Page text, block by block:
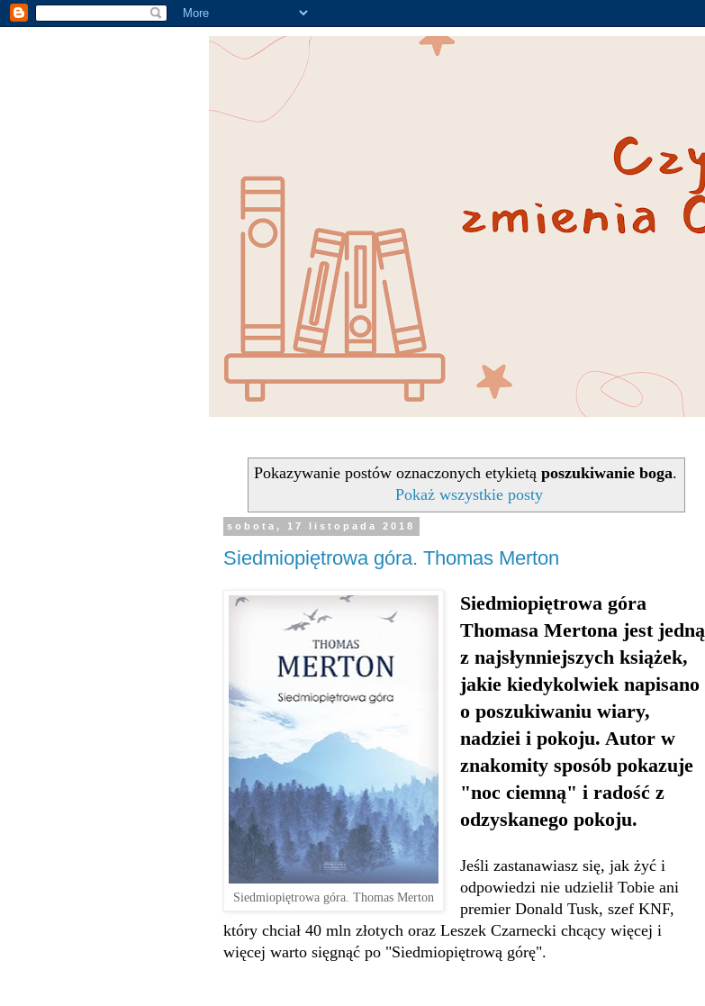
Pokazywanie postów oznaczonych etykietą poszukiwanie boga.
Pokaż wszystkie posty
sobota, 17 listopada 2018
Siedmiopiętrowa góra. Thomas Merton
Siedmiopiętrowa góra. Thomas Merton
Siedmiopiętrowa góra
Thomasa Mertona jest jedną
z najsłynniejszych książek,
jakie kiedykolwiek napisano
o poszukiwaniu wiary,
nadziei i pokoju. Autor w
znakomity sposób pokazuje
"noc ciemną" i radość z
odzyskanego pokoju.
Jeśli zastanawiasz się, jak żyć i
odpowiedzi nie udzielił Tobie ani
premier Donald Tusk, szef KNF,
który chciał 40 mln złotych oraz Leszek Czarnecki chcący więcej i
więcej warto sięgnąć po "Siedmiopiętrową górę".